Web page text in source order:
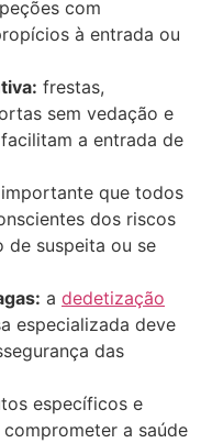
com
à entrada ou
frestas,
sem vedação e
a entrada de
que todos
dos riscos
de suspeita ou se
a dedetização
especializada deve
das
específicos e
a saúde